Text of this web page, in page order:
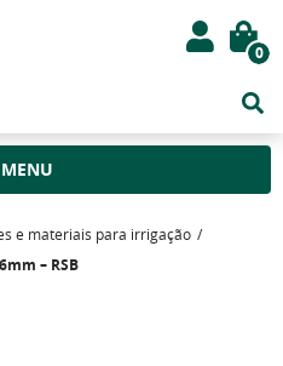
0
MENU
e materiais para irrigação
– RSB